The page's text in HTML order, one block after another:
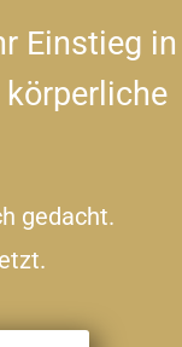
Einstieg in
gedacht.